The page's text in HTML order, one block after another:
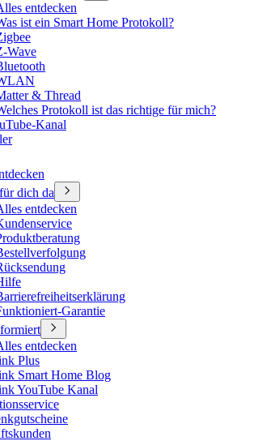
entdecken
ist ein Smart Home Protokoll?
Wave
& Thread
Protokoll ist das richtige für mich?
Kanal
dich da
entdecken
Garantie
entdecken
Plus
Smart Home Blog
YouTube Kanal